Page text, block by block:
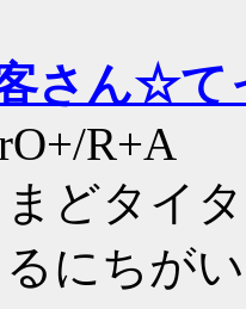
さん☆て
R+A
どタイ
にちが